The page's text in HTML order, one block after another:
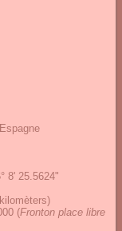
8' 25.5624"
(Fronton place libre